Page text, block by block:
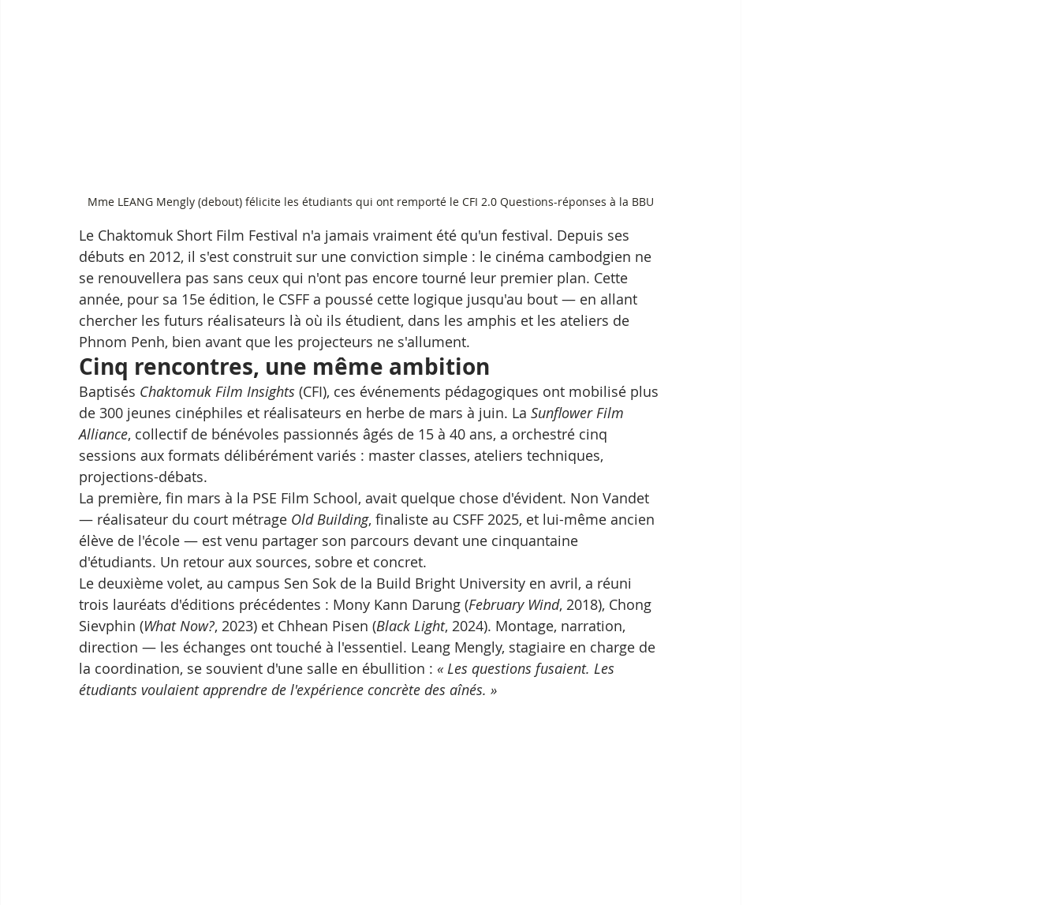
Mme LEANG Mengly (debout) félicite les étudiants qui ont remporté le CFI 2.0 Questions-réponses à la BBU
Le Chaktomuk Short Film Festival n'a jamais vraiment été qu'un festival. Depuis ses
débuts en 2012, il s'est construit sur une conviction simple : le cinéma cambodgien ne
se renouvellera pas sans ceux qui n'ont pas encore tourné leur premier plan. Cette
année, pour sa 15e édition, le CSFF a poussé cette logique jusqu'au bout — en allant
chercher les futurs réalisateurs là où ils étudient, dans les amphis et les ateliers de
Phnom Penh, bien avant que les projecteurs ne s'allument.
Cinq rencontres, une même ambition
Baptisés Chaktomuk Film Insights (CFI), ces événements pédagogiques ont mobilisé plus
de 300 jeunes cinéphiles et réalisateurs en herbe de mars à juin. La Sunflower Film
Alliance, collectif de bénévoles passionnés âgés de 15 à 40 ans, a orchestré cinq
sessions aux formats délibérément variés : master classes, ateliers techniques,
projections-débats.
La première, fin mars à la PSE Film School, avait quelque chose d'évident. Non Vandet
— réalisateur du court métrage Old Building, finaliste au CSFF 2025, et lui-même ancien
élève de l'école — est venu partager son parcours devant une cinquantaine
d'étudiants. Un retour aux sources, sobre et concret.
Le deuxième volet, au campus Sen Sok de la Build Bright University en avril, a réuni
trois lauréats d'éditions précédentes : Mony Kann Darung (February Wind, 2018), Chong
Sievphin (What Now?, 2023) et Chhean Pisen (Black Light, 2024). Montage, narration,
direction — les échanges ont touché à l'essentiel. Leang Mengly, stagiaire en charge de
la coordination, se souvient d'une salle en ébullition : « Les questions fusaient. Les
étudiants voulaient apprendre de l'expérience concrète des aînés. »